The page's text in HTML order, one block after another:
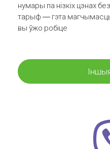
нумары па нізкіх цэнах
тарыф — гэта магчымасць
вы ўжо робіце